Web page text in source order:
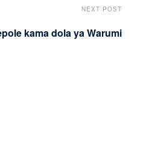
NEXT POST
kama dola ya Warumi